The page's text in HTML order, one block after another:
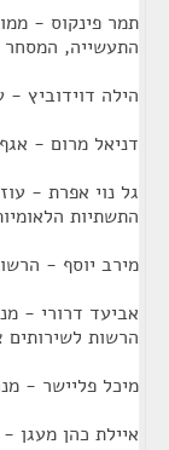
תמר פינקוס -
התעשייה, המסחר
הילה דוידוביץ
דניאל מרום -
גל נוי אפרת -
התשתיות
מירב יוסף -
אביעד דרורי -
הרשות לשירותים
מיכל פליישר -
איילת כהן מעגן